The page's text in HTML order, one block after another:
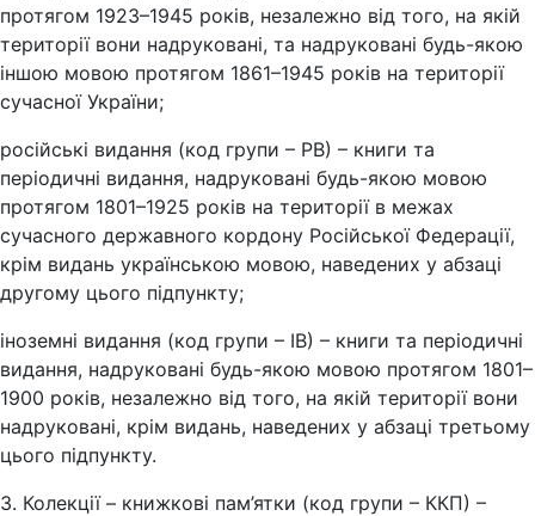
протягом 1923–1945 років, незалежно від того, на якій
території вони надруковані, та надруковані будь-якою
іншою мовою протягом 1861–1945 років на території
сучасної України;
російські видання (код групи – РВ) – книги та
періодичні видання, надруковані будь-якою мовою
протягом 1801–1925 років на території в межах
сучасного державного кордону Російської Федерації,
крім видань українською мовою, наведених у абзаці
другому цього підпункту;
іноземні видання (код групи – ІВ) – книги та періодичні
видання, надруковані будь-якою мовою протягом 1801–
1900 років, незалежно від того, на якій території вони
надруковані, крім видань, наведених у абзаці третьому
цього підпункту.
3. Колекції – книжкові пам’ятки (код групи – ККП) –